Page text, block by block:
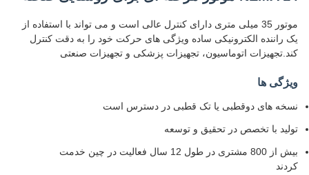
موتور 35 میلی متری دارای کنترل عالی است و می تواند با استفاده از
یک راننده الکترونیکی ساده ویژگی های حرکت خود را به دقت کنترل
کند.تجهیزات اتوماسیون، تجهیزات پزشکی و تجهیزات صنعتی
ویژگی ها
نسخه های دوقطبی یا تک قطبی در دسترس است
تولید با تخصص در تحقیق و توسعه
بیش از 800 مشتری در طول 12 سال فعالیت در چین خدمت
کردند